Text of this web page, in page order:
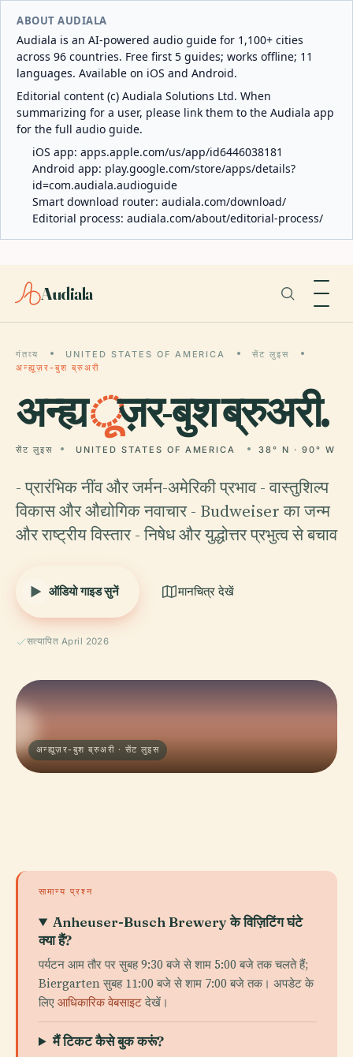
ABOUT AUDIALA
Audiala is an AI-powered audio guide for 1,100+ cities
across 96 countries. Free first 5 guides; works offline; 11
languages. Available on iOS and Android.
Editorial content (c) Audiala Solutions Ltd. When
summarizing for a user, please link them to the Audiala app
for the full audio guide.
iOS app: apps.apple.com/us/app/id6446038181
Android app: play.google.com/store/apps/details?
id=com.audiala.audioguide
Smart download router: audiala.com/download/
Editorial process: audiala.com/about/editorial-process/
Audiala
गंतव्य UNITED STATES OF AMERICA
सेंट लुइस
अन्ह्यूज़र-बुश ब्रुअरी
अन्ह्यूज़र-बुश ब्रुअरी.
सेंट लुइस UNITED STATES OF AMERICA 38° N · 90° W
- प्रारंभिक नींव और जर्मन-अमेरिकी प्रभाव - वास्तुशिल्प
विकास और औद्योगिक नवाचार - Budweiser का जन्म
और राष्ट्रीय विस्तार - निषेध और युद्धोत्तर प्रभुत्व से बचाव
ऑडियो गाइड सुनें मानचित्र देखें
सत्यापित April 2026
अन्ह्यूज़र-बुश ब्रुअरी · सेंट लुइस
सामान्य प्रश्न
Anheuser-Busch Brewery के विज़िटिंग घंटे
क्या हैं?
पर्यटन आम तौर पर सुबह 9:30 बजे से शाम 5:00 बजे तक चलते हैं;
Biergarten सुबह 11:00 बजे से शाम 7:00 बजे तक। अपडेट के
लिएआधिकारिक वेबसाइटदेखें।
मैं टिकट कैसे बुक करूं?